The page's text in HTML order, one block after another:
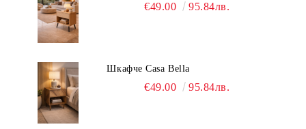
€49.00 95.84лв.
Шкафче Casa Bella
€49.00 95.84лв.